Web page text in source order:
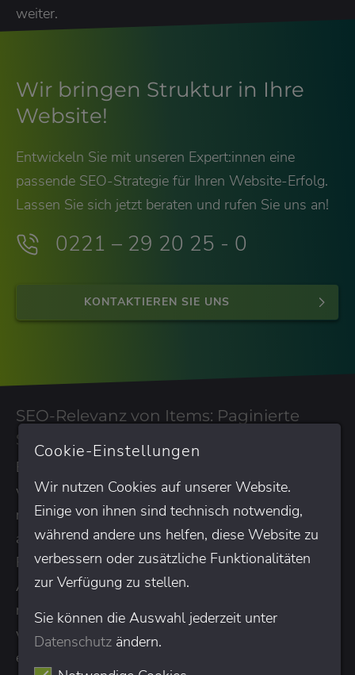
weiter.
Wir bringen Struktur in Ihre
Website!
Entwickeln Sie mit unseren Expert:innen eine
passende SEO-Strategie für Ihren Website-Erfolg.
Lassen Sie sich jetzt beraten und rufen Sie uns an!
0221 – 29 20 25 - 0
KONTAKTIEREN SIE UNS
SEO-Relevanz von Items: Paginierte
Seiten indexieren oder nicht?
Eine wichtige Frage aus SEO-Sicht ist, ob und
welche Items (egal ob Produkte oder News-Artikel)
relevant sind, denn diese URLs müssen natürlich
auch intern gut verlinkt sein, um möglichst gute
Rankings zu erzielen (natürlich gibt es noch weitere
Aspekte, aber wir behandeln hier nur die, die direkt
mit der Paginierung zu tun haben). Auf Basis dieser
wichtigen Vorüberlegungen können Sie
entscheiden, ob die Crawl- und Indexierbarkeit von
Cookie-Einstellungen
Wir nutzen Cookies auf unserer Website.
Einige von ihnen sind technisch notwendig,
während andere uns helfen, diese Website zu
verbessern oder zusätzliche Funktionalitäten
zur Verfügung zu stellen.
Sie können die Auswahl jederzeit unter
Datenschutzändern.